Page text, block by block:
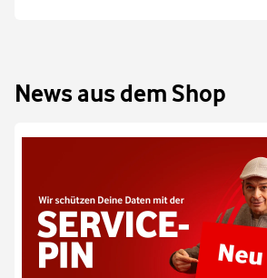
News aus dem Shop